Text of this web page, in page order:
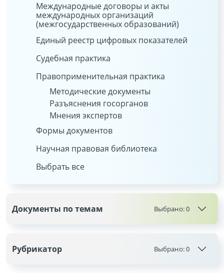
Международные договоры и акты
международных организаций
(межгосударственных образований)
Единый реестр цифровых показателей
Судебная практика
Правоприменительная практика
Методические документы
Разъяснения госорганов
Мнения экспертов
Формы документов
Научная правовая библиотека
Выбрать все
Документы по темам Выбрано:0
Рубрикатор Выбрано:0